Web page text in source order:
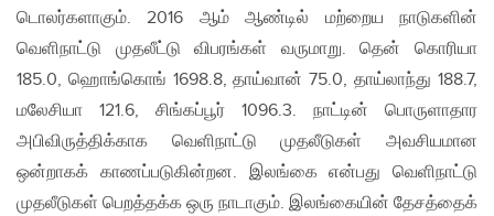
டொலர்களாகும். 2016 ஆம் ஆண்டில் மற்றைய நாடுகளின்
வெளிநாட்டு முதலீட்டு விபரங்கள் வருமாறு. தென் கொரியா
185.0, ஹொங்கொங் 1698.8, தாய்வான் 75.0, தாய்லாந்து 188.7,
மலேசியா 121.6, சிங்கப்பூர் 1096.3. நாட்டின் பொருளாதார
அபிவிருத்திக்காக வெளிநாட்டு முதலீடுகள் அவசியமான
ஒன்றாகக் காணப்படுகின்றன. இலங்கை என்பது வெளிநாட்டு
முதலீடுகள் பெறத்தக்க ஒரு நாடாகும். இலங்கையின் தேசத்தைக்